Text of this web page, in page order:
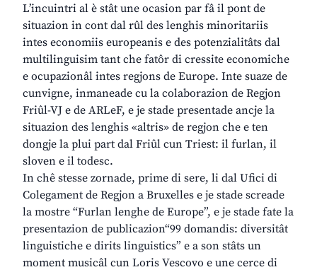
L’incuintri al è stât une ocasion par fâ il pont de
situazion in cont dal rûl des lenghis minoritariis
intes economiis europeanis e des potenzialitâts dal
multilinguisim tant che fatôr di cressite economiche
e ocupazionâl intes regjons de Europe. Inte suaze de
cunvigne, inmaneade cu la colaborazion de Regjon
Friûl-VJ e de ARLeF, e je stade presentade ancje la
situazion des lenghis «altris» de regjon che e ten
dongje la plui part dal Friûl cun Triest: il furlan, il
sloven e il todesc.
In chê stesse zornade, prime di sere, li dal Ufici di
Colegament de Regjon a Bruxelles e je stade screade
la mostre “Furlan lenghe de Europe”, e je stade fate la
presentazion de publicazion“99 domandis: diversitât
linguistiche e dirits linguistics” e a son stâts un
moment musicâl cun Loris Vescovo e une cerce di